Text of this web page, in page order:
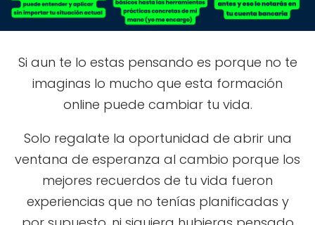
Si aun te lo estas pensando es porque no te
imaginas lo mucho que esta formación
online puede cambiar tu vida.
Solo regalate la oportunidad de abrir una
ventana de esperanza al cambio porque los
mejores recuerdos de tu vida fueron
experiencias que no tenías planificadas y